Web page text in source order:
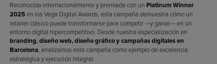
Reconocida internacionalmente y premiada con un Platinum Winner
2025en los Vega Digital Awards, esta campaña demuestra cómo un
retailer clásico puede transformarse para competir —y ganar— en un
entorno digital hipercompetitivo. Desde nuestra especialización en
branding, diseño web, diseño gráfico y campañas digitales en
Barcelona, analizamos esta campaña como ejemplo de excelencia
estratégica y ejecución integral.